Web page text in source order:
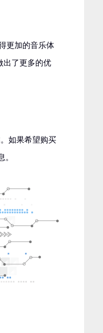
更加的音乐体
出了更多的优
如果希望购买
。